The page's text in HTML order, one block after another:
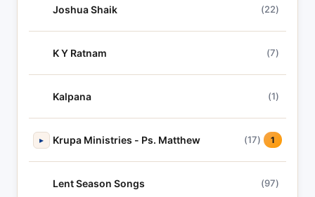
Joshua Shaik (22)
K Y Ratnam (7)
Kalpana (1)
▸ Krupa Ministries - Ps. Matthew (17) 1
Lent Season Songs (97)